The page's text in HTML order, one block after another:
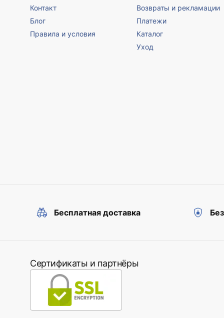
Контакт
Блог
Правила и условия
Возвраты и рекламации
Платежи
Каталог
Уход
Бесплатная доставка
Сертификаты и партнёры